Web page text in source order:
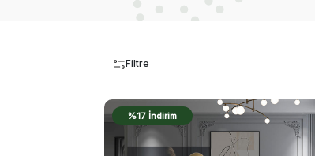
Filtre
%17 İndirim